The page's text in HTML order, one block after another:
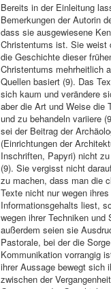
Bereits in der Einleitung
Bemerkungen der Autorin
dass sie ausgewiesene
Christentums ist. Sie weist
die Geschichte dieser
Christentums mehrheitlich
Quellen basiert (9). Das
sich kaum und verändere
aber die Art und Weise die
und zu behandeln variiere
sei der Beitrag der
(Einrichtungen der
Inschriften, Papyri) nicht
(9). Sie vergisst nicht
zu machen, dass man die
Texte nicht nur wegen ihres
Informationsgehalts liest,
wegen ihrer Techniken und
außerdem seien sie
Pastorale, bei der die
Kommunikation vorrangig
ihrer Aussage bewegt sich
zwischen der